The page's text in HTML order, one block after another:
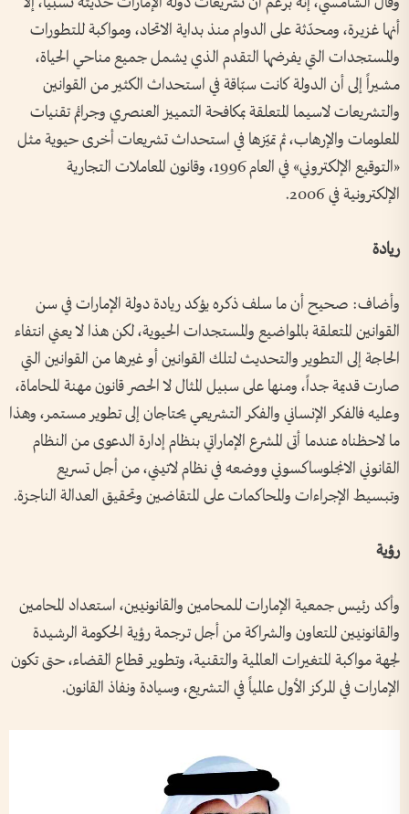
أنها غزيرة، ومحدّثة على الدوام منذ بداية الاتحاد، ومواكبة للتطورات
والمستجدات التي يفرضها التقدم الذي يشمل جميع مناحي الحياة،
مشيراً إلى أن الدولة كانت سبّاقة في استحداث الكثير من القوانين
والتشريعات لاسيما المتعلقة بمكافحة التمييز العنصري وجرائم تقنيات
المعلومات والإرهاب، ثم تميّزها في استحداث تشريعات أخرى حيوية مثل
«التوقيع الإلكتروني» في العام 1996، وقانون المعاملات التجارية
الإلكترونية في 2006.
ريادة
وأضاف: صحيح أن ما سلف ذكره يؤكد ريادة دولة الإمارات في سن
القوانين المتعلقة بالمواضيع والمستجدات الحيوية، لكن هذا لا يعني انتفاء
الحاجة إلى التطوير والتحديث لتلك القوانين أو غيرها من القوانين التي
صارت قديمة جداً، ومنها على سبيل المثال لا الحصر قانون مهنة المحاماة،
وعليه فالفكر الإنساني والفكر التشريعي يحتاجان إلى تطوير مستمر، وهذا
ما لاحظناه عندما أتى المشرع الإماراتي بنظام إدارة الدعوى من النظام
القانوني الانجلوساكسوني ووضعه في نظام لاتيني، من أجل تسريع
وتبسيط الإجراءات والمحاكمات على المتقاضين وتحقيق العدالة الناجزة.
رؤية
وأكد رئيس جمعية الإمارات للمحامين والقانونيين، استعداد المحامين
والقانونيين للتعاون والشراكة من أجل ترجمة رؤية الحكومة الرشيدة
لجهة مواكبة المتغيرات العالمية والتقنية، وتطوير قطاع القضاء، حتى تكون
الإمارات في المركز الأول عالمياً في التشريع، وسيادة ونفاذ القانون.